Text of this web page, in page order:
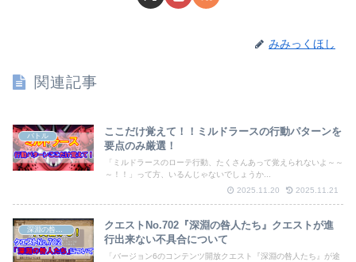
みみっくほし
関連記事
バトル
ここだけ覚えて！！ミルドラースの行動パターンを
要点のみ厳選！
「ミルドラースのローテ行動、たくさんあって覚えられないよ～～
～！！」って方、いるんじゃないでしょうか...
2025.11.20
2025.11.21
クエストNo.702『深淵の咎人たち』クエストが進
行出来ない不具合について
「バージョン6のコンテンツ開放クエスト『深淵の咎人たち』が途